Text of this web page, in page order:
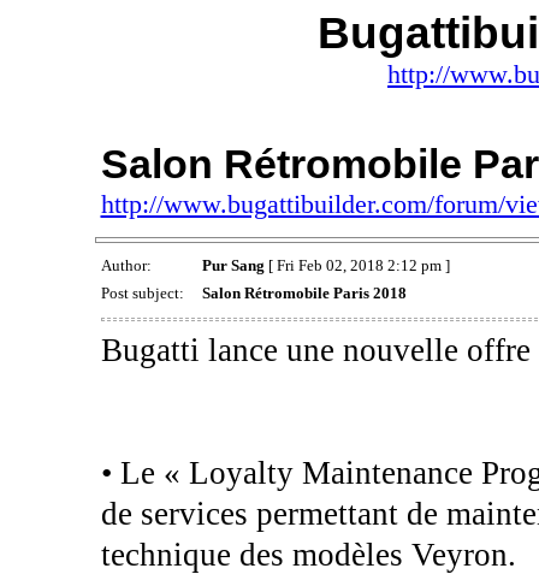
http://
Salon Rétromobile
http://www.bugattibuilder.com/forum/
Author: Pur Sang [ Fri Feb 02, 2018 2:12 pm ]
Post subject:
Salon Rétromobile Paris 2018
Bugatti lance une nouvelle
• Le « Loyalty Maintenance
de services permettant de
technique des modèles Veyron.